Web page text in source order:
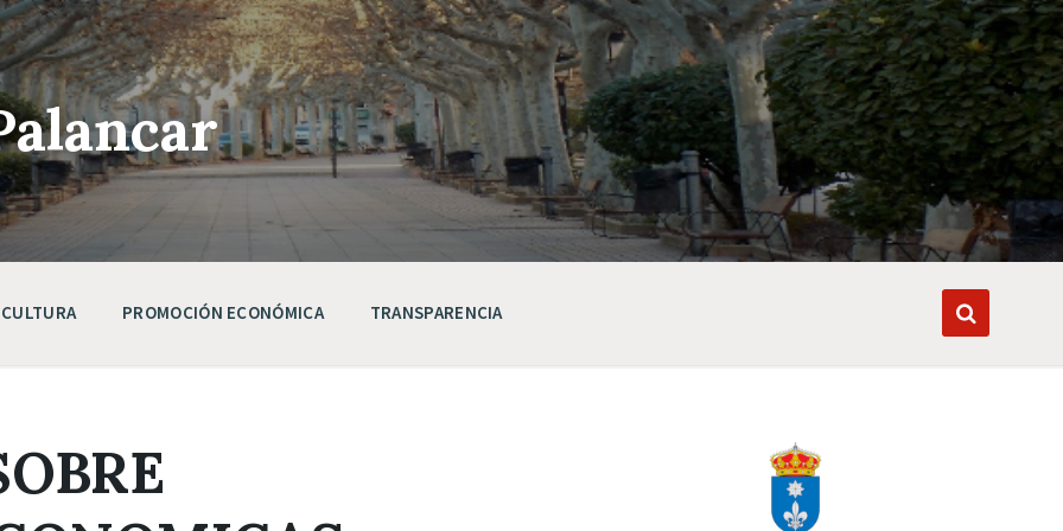
CULTURA PROMOCIÓN ECONÓMICA TRANSPARENCIA